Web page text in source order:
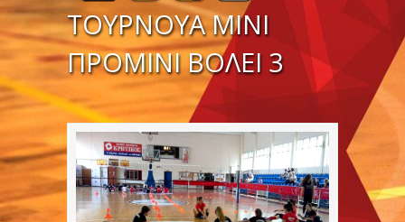
ΤΟΥΡΝΟΥΑ ΜΙΝΙ
ΠΡΟΜΙΝΙ ΒΟΛΕΙ 3